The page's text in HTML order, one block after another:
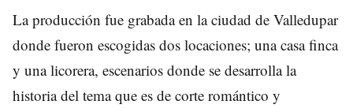
La producción fue grabada en la ciudad de Valledupar
donde fueron escogidas dos locaciones; una casa finca
y una licorera, escenarios donde se desarrolla la
historia del tema que es de corte romántico y